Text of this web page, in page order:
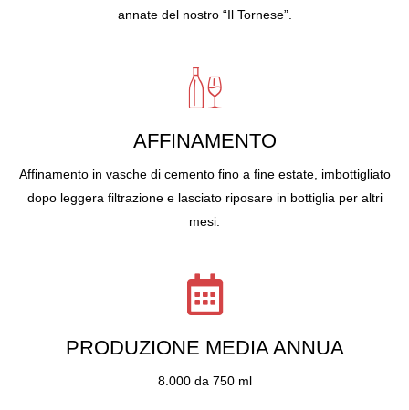
annate del nostro “Il Tornese”.
AFFINAMENTO
Affinamento in vasche di cemento fino a fine estate, imbottigliato
dopo leggera filtrazione e lasciato riposare in bottiglia per altri
mesi.
PRODUZIONE MEDIA ANNUA
8.000 da 750 ml